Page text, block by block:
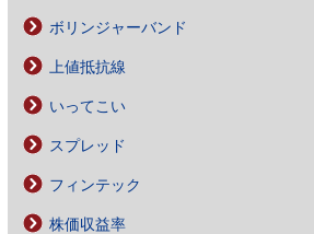
ボリンジャーバンド
上値抵抗線
いってこい
スプレッド
フィンテック
株価収益率